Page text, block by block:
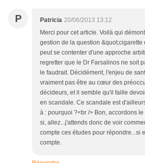
P Patricia 20/06/2013 13:12
Merci pour cet article. Voilà qui
gestion de la question &quot;cigarette
peut se contenter d'une approche
regretter que le Dr Farsalinos ne soit
le faudrait. Décidément, l'enjeu de
vraiment pas être au cœur des
décideurs, et il semble qu'il faille
en scandale. Ce scandale est
à : pourquoi ?<br /> Bon, accordons
si, allez...j'attends donc de voir
compte ces études pour répondre...si
compte.